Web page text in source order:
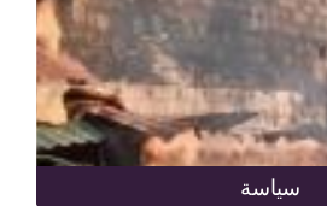
سياسة